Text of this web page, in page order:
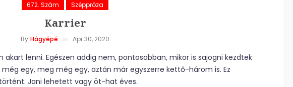
672. Szám Széppróza
Karrier
By Hágyépé Apr 30, 2020
lenni. Egészen addig nem, pontosabban, mikor is sajogni kezdtek
egy, meg még egy, aztán már egyszerre kettő-három is. Ez
Jani lehetett vagy öt-hat éves.